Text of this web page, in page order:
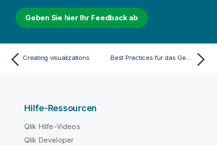
Geben Sie hier Ihr Feedback ab
Creating visualizations Best Practices für das Gestalten von Visualisierungen
Hilfe-Ressourcen
Qlik Hilfe-Videos
Qlik Developer